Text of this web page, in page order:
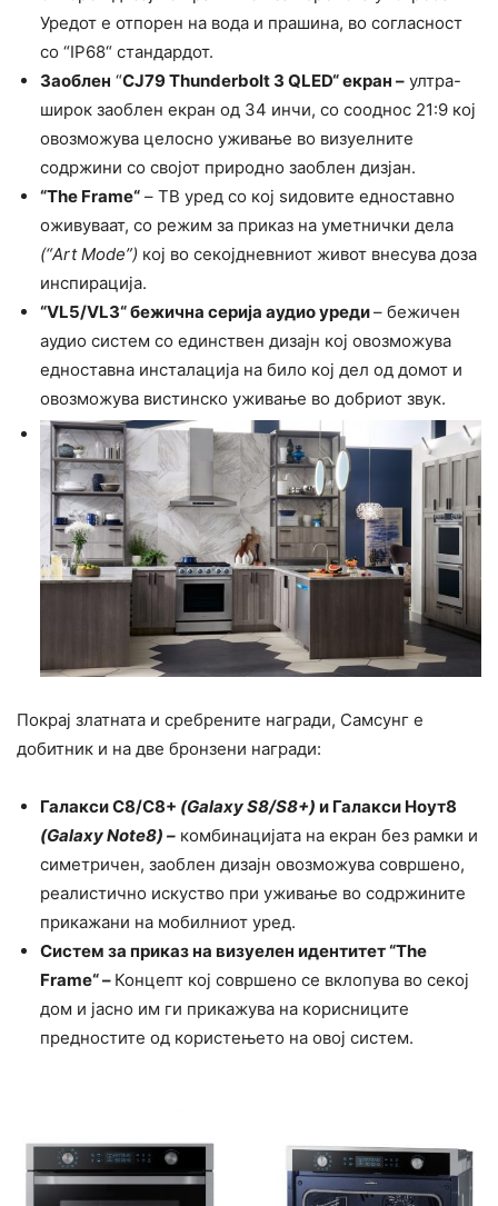
Уредот е отпорен на вода и прашина, во согласност
со “IP68“ стандардот.
Заоблен “CJ79 Thunderbolt 3 QLED“ екран – ултра-
широк заоблен екран од 34 инчи, со сооднос 21:9 кој
овозможува целосно уживање во визуелните
содржини со својот природно заоблен дизјан.
“The Frame“ – ТВ уред со кој ѕидовите едноставно
оживуваат, со режим за приказ на уметнички дела
(“Art Mode”) кој во секојдневниот живот внесува доза
инспирација.
“VL5/VL3“ бежична серија аудио уреди– бежичен
аудио систем со единствен дизајн кој овозможува
едноставна инсталација на било кој дел од домот и
овозможува вистинско уживање во добриот звук.
Покрај златната и сребрените награди, Самсунг е
добитник и на две бронзени награди:
Галакси С8/С8+ (Galaxy S8/S8+) и Галакси Ноут8
(Galaxy Note8) – комбинацијата на екран без рамки и
симетричен, заоблен дизајн овозможува совршено,
реалистично искуство при уживање во содржините
прикажани на мобилниот уред.
Систем за приказ на визуелен идентитет “The
Frame“– Концепт кој совршено се вклопува во секој
дом и јасно им ги прикажува на корисниците
предностите од користењето на овој систем.